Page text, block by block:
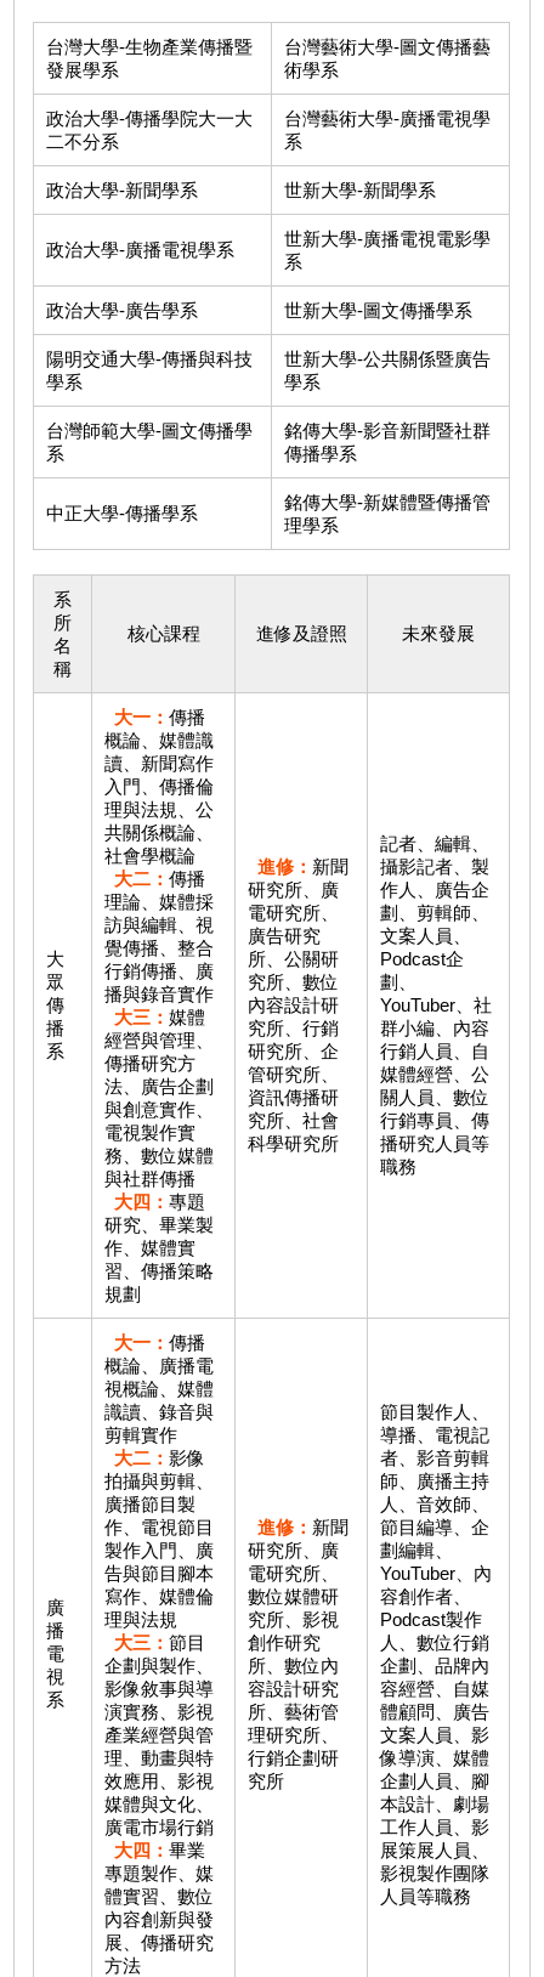
台灣大學-生物產業傳播暨
發展學系
台灣藝術大學-圖文傳播藝
術學系
政治大學-傳播學院大一大
二不分系
台灣藝術大學-廣播電視學
系
政治大學-新聞學系 世新大學-新聞學系
政治大學-廣播電視學系
世新大學-廣播電視電影學
系
政治大學-廣告學系 世新大學-圖文傳播學系
陽明交通大學-傳播與科技
學系
世新大學-公共關係暨廣告
學系
台灣師範大學-圖文傳播學
系
銘傳大學-影音新聞暨社群
傳播學系
中正大學-傳播學系
銘傳大學-新媒體暨傳播管
理學系
系
所
名
稱
核心課程 進修及證照 未來發展
大
眾
傳
播
系
大一：傳播
概論、媒體識
讀、新聞寫作
入門、傳播倫
理與法規、公
共關係概論、
社會學概論
大二：傳播
理論、媒體採
訪與編輯、視
覺傳播、整合
行銷傳播、廣
播與錄音實作
大三：媒體
經營與管理、
傳播研究方
法、廣告企劃
與創意實作、
電視製作實
務、數位媒體
與社群傳播
大四：專題
研究、畢業製
作、媒體實
習、傳播策略
規劃
進修： 新聞
研究所、廣
電研究所、
廣告研究
所、公關研
究所、數位
內容設計研
究所、行銷
研究所、企
管研究所、
資訊傳播研
究所、社會
科學研究所
記者、編輯、
攝影記者、製
作人、廣告企
劃、剪輯師、
文案人員、
Podcast企
劃、
YouTuber、社
群小編、內容
行銷人員、自
媒體經營、公
關人員、數位
行銷專員、傳
播研究人員等
職務
廣
播
電
視
系
大一：傳播
概論、廣播電
視概論、媒體
識讀、錄音與
剪輯實作
大二：影像
拍攝與剪輯、
廣播節目製
作、電視節目
製作入門、廣
告與節目腳本
寫作、媒體倫
理與法規
大三：節目
企劃與製作、
影像敘事與導
演實務、影視
產業經營與管
理、動畫與特
效應用、影視
媒體與文化、
廣電市場行銷
大四：畢業
專題製作、媒
體實習、數位
內容創新與發
展、傳播研究
方法
進修： 新聞
研究所、廣
電研究所、
數位媒體研
究所、影視
創作研究
所、數位內
容設計研究
所、藝術管
理研究所、
行銷企劃研
究所
節目製作人、
導播、電視記
者、影音剪輯
師、廣播主持
人、音效師、
節目編導、企
劃編輯、
YouTuber、內
容創作者、
Podcast製作
人、數位行銷
企劃、品牌內
容經營、自媒
體顧問、廣告
文案人員、影
像導演、媒體
企劃人員、腳
本設計、劇場
工作人員、影
展策展人員、
影視製作團隊
人員等職務